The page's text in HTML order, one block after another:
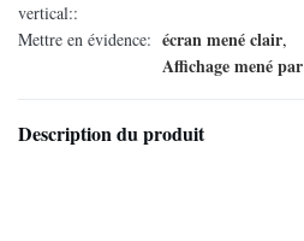
vertical::
Mettre en évidence: écran mené clair,
Affichage mené
Description du produit